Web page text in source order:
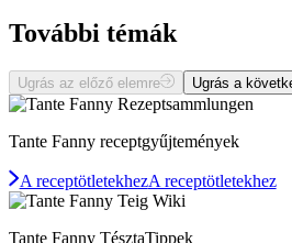
További témák
Ugrás az előző elemre Ugrás a
Tante Fanny receptgyűjtemények
A receptötletekhezA receptötletekhez
Tante Fanny TésztaTippek